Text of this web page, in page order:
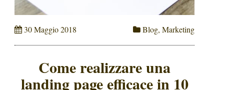
30 Maggio 2018 Blog, Marketing
Come realizzare una
landing page efficace in 10